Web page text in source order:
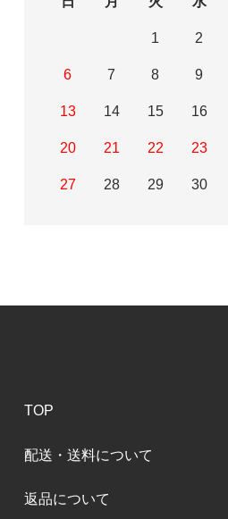
1 2
6 7 8 9
13 14 15 16
20 21 22 23
27 28 29 30
TOP
配送・送料について
返品について